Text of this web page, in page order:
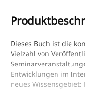
Dieses Buch ist die
Vielzahl von
Entwicklungen im
neues